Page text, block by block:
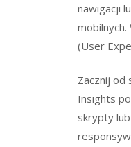
nawigacji
mobilnych.
(User
Zacznij od
Insights
skrypty